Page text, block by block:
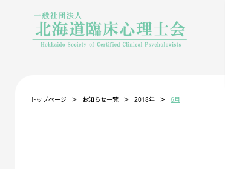
トップページ > お知らせ一覧 > 2018年 > 6月